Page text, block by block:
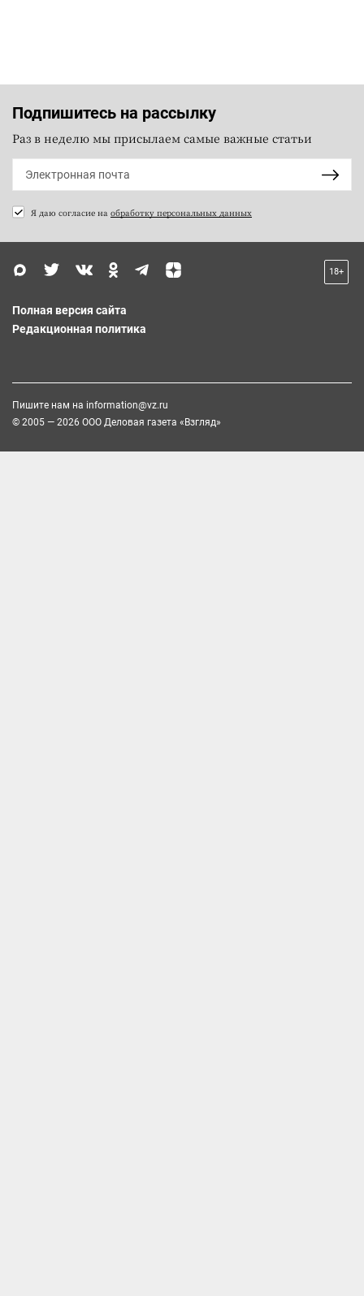
Подпишитесь на рассылку
Раз в неделю мы присылаем самые важные статьи
Я даю согласие на обработку персональных данных
18+
Полная версия сайта
Редакционная политика
Пишите нам на information@vz.ru
© 2005 — 2026 ООО Деловая газета «Взгляд»